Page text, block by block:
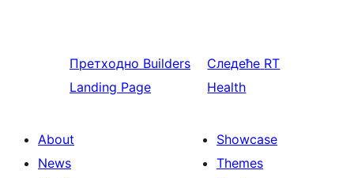
Претходно Builders
Landing Page
Следеће RT
Health
About
News
Showcase
Themes